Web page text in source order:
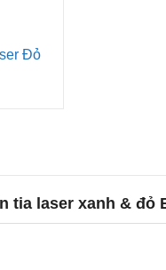
Đỏ
tia laser xanh & đỏ